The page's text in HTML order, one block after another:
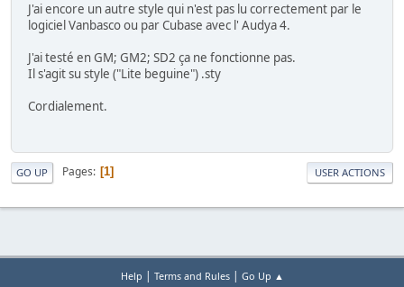
J'ai encore un autre style qui n'est pas lu correctement par le
logiciel Vanbasco ou par Cubase avec l' Audya 4.
J'ai testé en GM; GM2; SD2 ça ne fonctionne pas.
Il s'agit su style ("Lite beguine") .sty
Cordialement.
GO UP Pages 1 USER ACTIONS
Help | Terms and Rules| Go Up ▲